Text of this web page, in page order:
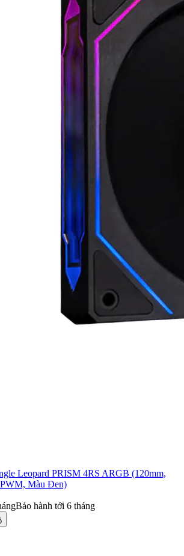
Leopard PRISM 4RS ARGB (120mm,
Màu Đen)
Bảo hành tới 6 tháng